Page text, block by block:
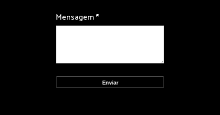
Mensagem*